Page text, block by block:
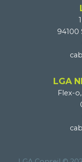
94100
LGA
Flex-